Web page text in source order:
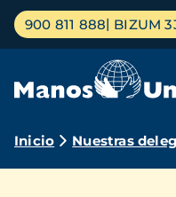
Pasar
contenido
Menú
principal
900 811 888 BIZUM
Ruta
Inicio Nuestras